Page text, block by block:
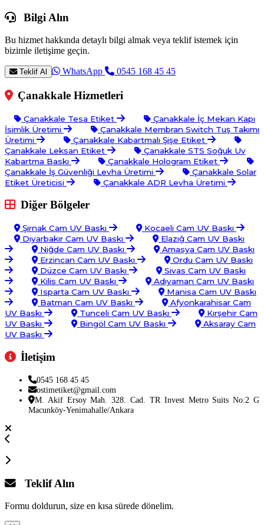
Bilgi Alın
Bu hizmet hakkında detaylı bilgi almak veya teklif istemek için
bizimle iletişime geçin.
Teklif Al WhatsApp 0545 168 45 45
Çanakkale Hizmetleri
Çanakkale Tesa Etiket
Çanakkale İç Mekan Kapı
İsimlik Üretimi
Çanakkale Membran Switch Tuş Takımı
Üretimi
Çanakkale Kabartmalı Şişe Etiket
Çanakkale Leksan Etiket
Çanakkale STS Soğuk Uv
Kabartma Baskı
Çanakkale Hologram Etiket
Çanakkale İş Güvenliği Levha Üretimi
Çanakkale Solar
Etiket Üreticisi
Çanakkale ADR Levha Üretimi
Diğer Bölgeler
Şırnak Cam UV Baskı
Kocaeli Cam UV Baskı
Diyarbakır Cam UV Baskı
Elazığ Cam UV Baskı
Niğde Cam UV Baskı
Amasya Cam UV Baskı
Erzincan Cam UV Baskı
Ordu Cam UV Baskı
Düzce Cam UV Baskı
Sivas Cam UV Baskı
Kilis Cam UV Baskı
Adıyaman Cam UV Baskı
Isparta Cam UV Baskı
Manisa Cam UV Baskı
Batman Cam UV Baskı
Afyonkarahisar Cam
UV Baskı
Tunceli Cam UV Baskı
Kırşehir Cam
UV Baskı
Bingöl Cam UV Baskı
Aksaray Cam
UV Baskı
İletişim
0545 168 45 45
ostimetiket@gmail.com
M. Akif Ersoy Mah. 328. Cad. TR Invest Metro Suits No:2 G
Macunköy-Yenimahalle/Ankara
Teklif Alın
Formu doldurun, size en kısa sürede dönelim.